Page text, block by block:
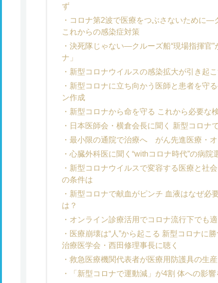
ず
コロナ第2波で医療をつぶさないために―
これからの感染症対策
決死隊じゃない―クルーズ船“現場指揮官
ナ」
新型コロナウイルスの感染拡大が引き起
新型コロナに立ち向かう医師と患者を守
ン作成
新型コロナから命を守る これから必要な
日本医師会・横倉会長に聞く 新型コロナ
最小限の通院で治療へ がん先進医療・
心臓外科医に聞く“withコロナ時代”の病院
新型コロナウイルスで変容する医療と社
の条件は
新型コロナで献血がピンチ 血液はなぜ必
は？
オンライン診療活用でコロナ流行下でも
医療崩壊は“人”から起こる 新型コロナに
治療医学会・西田修理事長に聴く
救急医療機関代表者が医療用防護具の生
「新型コロナで運動減」が4割 体への影